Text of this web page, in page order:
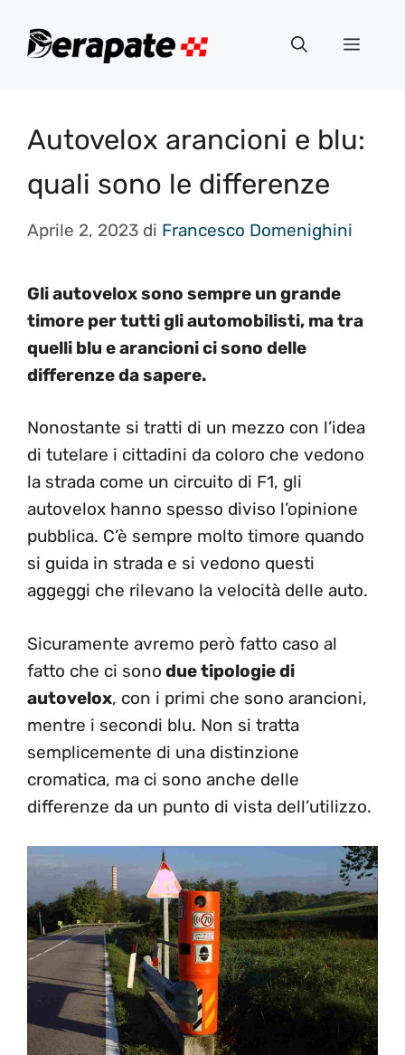
Menu
Autovelox arancioni e blu:
quali sono le differenze
Aprile 2, 2023 di Francesco Domenighini
Gli autovelox sono sempre un grande
timore per tutti gli automobilisti, ma tra
quelli blu e arancioni ci sono delle
differenze da sapere.
Nonostante si tratti di un mezzo con l’idea
di tutelare i cittadini da coloro che vedono
la strada come un circuito di F1, gli
autovelox hanno spesso diviso l’opinione
pubblica. C’è sempre molto timore quando
si guida in strada e si vedono questi
aggeggi che rilevano la velocità delle auto.
Sicuramente avremo però fatto caso al
fatto che ci sono due tipologie di
autovelox, con i primi che sono arancioni,
mentre i secondi blu. Non si tratta
semplicemente di una distinzione
cromatica, ma ci sono anche delle
differenze da un punto di vista dell’utilizzo.